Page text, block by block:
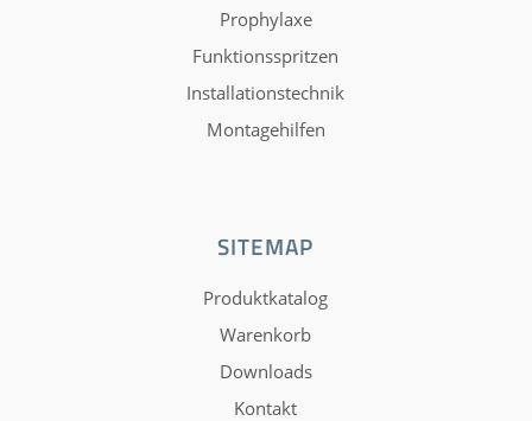
Prophylaxe
Funktionsspritzen
Installationstechnik
Montagehilfen
SITEMAP
Produktkatalog
Warenkorb
Downloads
Kontakt